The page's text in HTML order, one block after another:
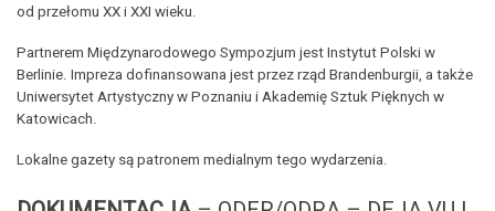
od przełomu XX i XXI wieku.
Partnerem Międzynarodowego Sympozjum jest Instytut Polski w
Berlinie. Impreza dofinansowana jest przez rząd Brandenburgii, a także
Uniwersytet Artystyczny w Poznaniu i Akademię Sztuk Pięknych w
Katowicach.
Lokalne gazety są patronem medialnym tego wydarzenia.